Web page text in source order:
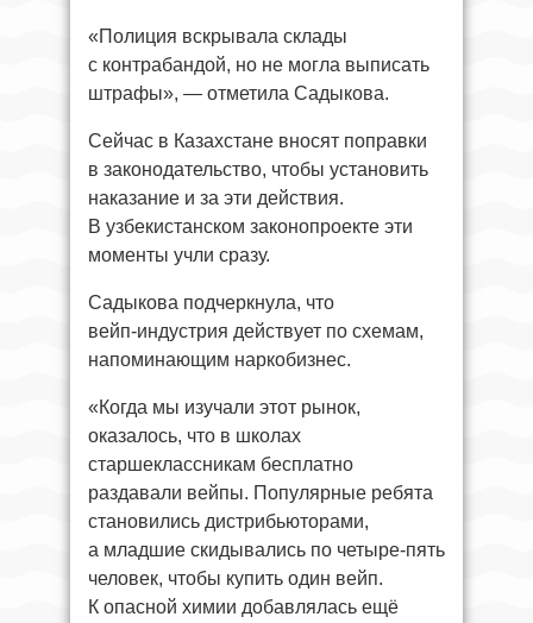
«Полиция вскрывала склады
с контрабандой, но не могла выписать
штрафы», — отметила Садыкова.
Сейчас в Казахстане вносят поправки
в законодательство, чтобы установить
наказание и за эти действия.
В узбекистанском законопроекте эти
моменты учли сразу.
Садыкова подчеркнула, что
вейп‑индустрия действует по схемам,
напоминающим наркобизнес.
«Когда мы изучали этот рынок,
оказалось, что в школах
старшеклассникам бесплатно
раздавали вейпы. Популярные ребята
становились дистрибьюторами,
а младшие скидывались по четыре-пять
человек, чтобы купить один вейп.
К опасной химии добавлялась ещё